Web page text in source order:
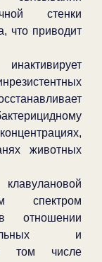
стенки
что приводит
животных
спектром
в отношении
и
в том числе